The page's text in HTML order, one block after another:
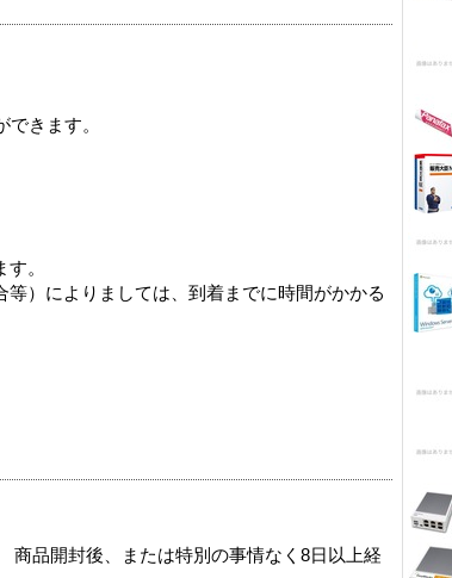
きます。
。
）によりましては、到着までに時間がかかる
商品開封後、または特別の事情なく8日以上経